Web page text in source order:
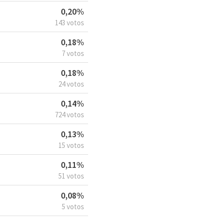
0,20%
143 votos
0,18%
7 votos
0,18%
24 votos
0,14%
724 votos
0,13%
15 votos
0,11%
51 votos
0,08%
5 votos